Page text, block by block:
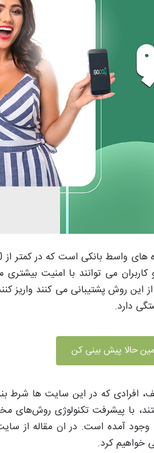
می توانند با امنیت بیشتری
این روش پشتیبانی می کنند واریز
دارد.
حالا پیش بینی کن
افرادی که در این سایت ها شرط
با پیشرفت تکنولوژی روش‌های
آمده است. در ان مقاله از
خواهیم کرد.